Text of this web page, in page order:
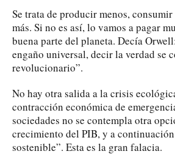
Se trata de producir menos,
más. Si no es así, lo vamos a pagar
buena parte del planeta. Decía
engaño universal, decir la verdad se
revolucionario”.
No hay otra salida a la crisis
contracción económica de
sociedades no se contempla otra
crecimiento del PIB, y a
sostenible”. Esta es la gran falacia.